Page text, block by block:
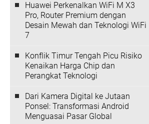
Huawei Perkenalkan WiFi M X3
Pro, Router Premium dengan
Desain Mewah dan Teknologi WiFi
7
Konflik Timur Tengah Picu Risiko
Kenaikan Harga Chip dan
Perangkat Teknologi
Dari Kamera Digital ke Jutaan
Ponsel: Transformasi Android
Menguasai Pasar Global